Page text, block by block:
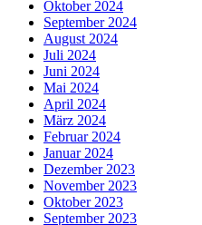
Oktober 2024
September 2024
August 2024
Juli 2024
Juni 2024
Mai 2024
April 2024
März 2024
Februar 2024
Januar 2024
Dezember 2023
November 2023
Oktober 2023
September 2023